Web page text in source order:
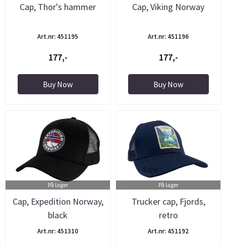
Cap, Thor's hammer
Art.nr: 451195
177,-
Buy Now
Cap, Viking Norway
Art.nr: 451196
177,-
Buy Now
På lager
Cap, Expedition Norway,
black
Art.nr: 451310
På lager
Trucker cap, Fjords,
retro
Art.nr: 451192